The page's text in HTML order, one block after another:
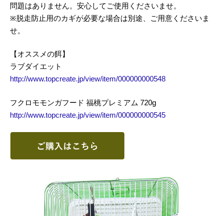
問題はありません。安心してご使用くださいませ。
※脱走防止用のカギが必要な場合は別途、ご用意くださいま
せ。
【オススメの餌】
ラブダイエット
http://www.topcreate.jp/view/item/000000000548
フクロモモンガフード 福桃プレミアム 720g
http://www.topcreate.jp/view/item/000000000545